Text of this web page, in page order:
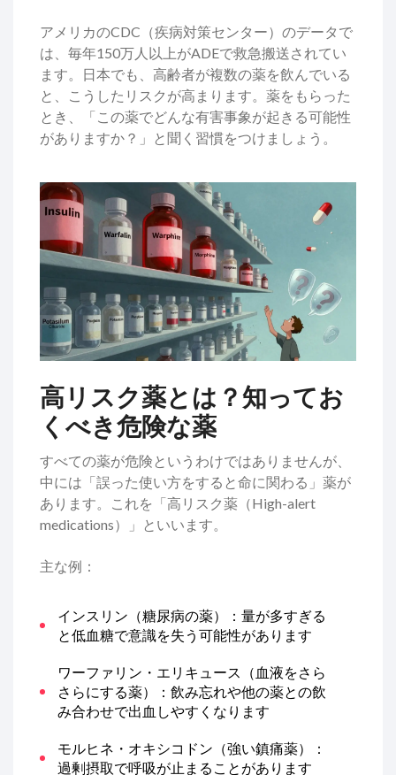
アメリカのCDC（疾病対策センター）のデータで
は、毎年150万人以上がADEで救急搬送されてい
ます。日本でも、高齢者が複数の薬を飲んでいる
と、こうしたリスクが高まります。薬をもらった
とき、「この薬でどんな有害事象が起きる可能性
がありますか？」と聞く習慣をつけましょう。
高リスク薬とは？知ってお
くべき危険な薬
すべての薬が危険というわけではありませんが、
中には「誤った使い方をすると命に関わる」薬が
あります。これを「高リスク薬（High-alert
medications）」といいます。
主な例：
インスリン（糖尿病の薬）：量が多すぎる
と低血糖で意識を失う可能性があります
ワーファリン・エリキュース（血液をさら
さらにする薬）：飲み忘れや他の薬との飲
み合わせで出血しやすくなります
モルヒネ・オキシコドン（強い鎮痛薬）：
過剰摂取で呼吸が止まることがあります